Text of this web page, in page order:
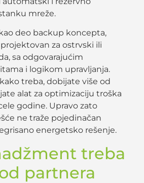
mreže.
deo backup koncepta,
za ostrvski ili
sa odgovarajućim
i logikom upravljanja.
treba, dobijate više od
alat za optimizaciju troška
godine. Upravo zato
ne traže pojedinačan
energetsko rešenje.
treba
partnera